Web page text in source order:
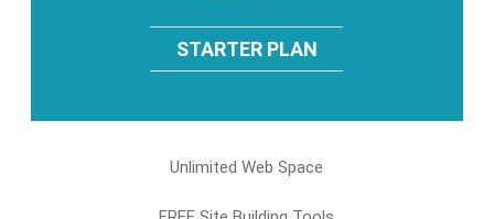
STARTER PLAN
Unlimited Web Space